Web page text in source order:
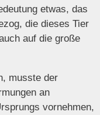
etwas, das
die dieses Tier
auf die große
musste der
an
vornehmen,